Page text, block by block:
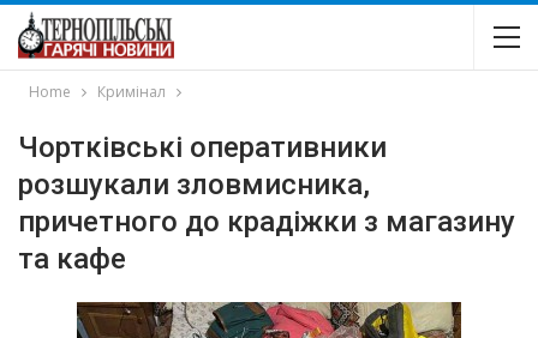
Home Кримінал
Чортківські оперативники
розшукали зловмисника,
причетного до крадіжки з магазину
та кафе